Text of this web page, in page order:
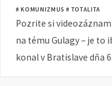
# KOMUNIZMUS # TOTALITA
Pozrite si
na tému Gulagy – je to
konal v Bratislave dňa